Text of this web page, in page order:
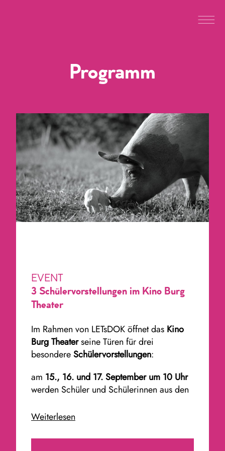
Programm
EVENT
3 Schülervorstellungen im Kino Burg
Theater
Im Rahmen von LETsDOK öffnet das Kino
Burg Theaterseine Türen für drei
besondereSchülervorstellungen:
am 15., 16. und 17. September um 10 Uhr
werden Schüler und Schülerinnen aus den
Burg den preisgekrönten Dokumentarfilm
großen Leinwand sehen können.
Weiterlesen